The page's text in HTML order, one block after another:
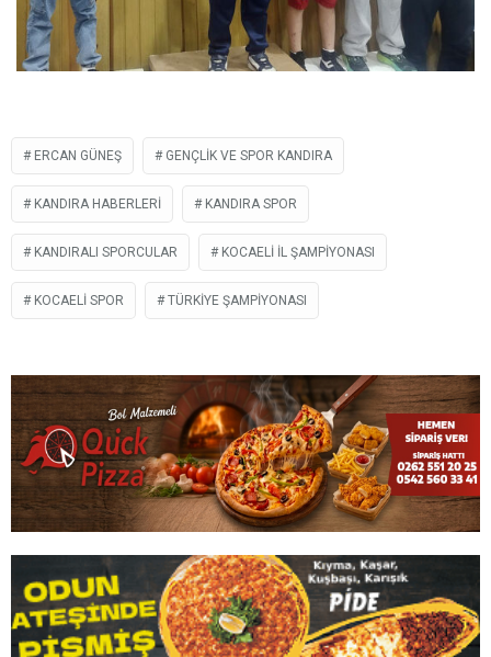
ERCAN GÜNEŞ GENÇLIK VE SPOR KANDIRA
KANDIRA HABERLERI KANDIRA SPOR
KANDIRALI SPORCULAR KOCAELI IL ŞAMPIYONASI
KOCAELI SPOR TÜRKIYE ŞAMPIYONASI